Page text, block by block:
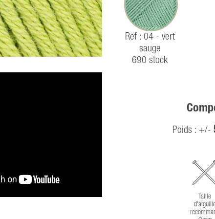
Ref : 04 - vert
sauge
690 stock
Poids : +/-
Taille